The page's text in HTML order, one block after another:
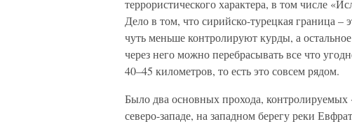
террористического характера, в том числе
Дело в том, что сирийско-турецкая граница –
чуть меньше контролируют курды, а
через него можно перебрасывать все что
40–45 километров, то есть это совсем рядом.
Было два основных прохода,
северо-западе, на западном берегу реки